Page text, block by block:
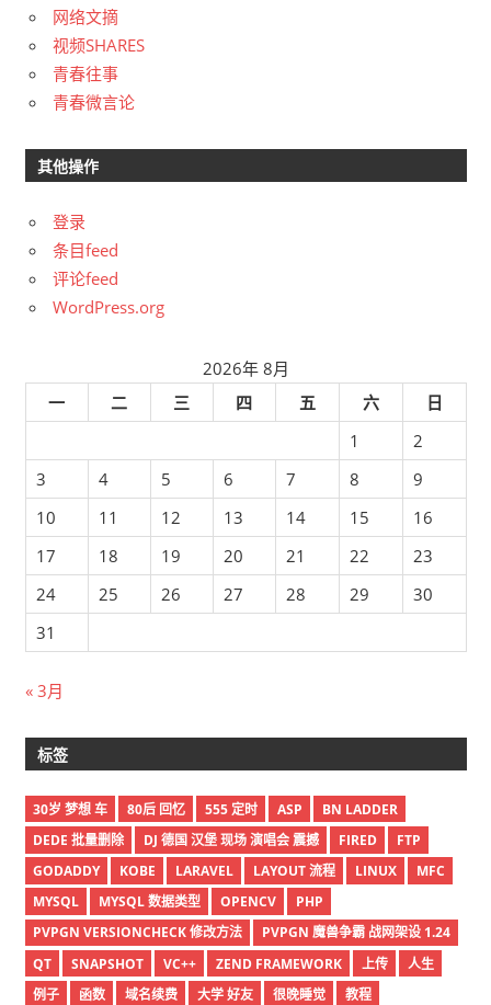
网络文摘
视频SHARES
青春往事
青春微言论
其他操作
登录
条目feed
评论feed
WordPress.org
2026年 8月
一
二 三 四 五 六
日
1
2
3
4 5 6 7 8
9
10
11 12 13 14 15
16
17
18 19 20 21 22
23
24
25 26 27 28 29
30
31
« 3月
标签
30岁 梦想 车 80后 回忆 555 定时 ASP
BN LADDER
DEDE 批量删除
DJ 德国 汉堡 现场 演唱会 震撼 FIRED
FTP
GODADDY
KOBE LARAVEL LAYOUT 流程 LINUX
MFC
MYSQL
MYSQL 数据类型 OPENCV
PHP
PVPGN VERSIONCHECK 修改方法
PVPGN 魔兽争霸 战网架设 1.24
QT
SNAPSHOT VC++ ZEND FRAMEWORK 上传
人生
例子
函数 域名续费 大学 好友 很晚睡觉
教程